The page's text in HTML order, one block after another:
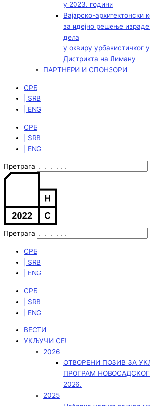
у 2023. години
Вајарско-архитектонски
за идејно решење израде
дела
у оквиру урбанистичког
Дистрикта на Лиману
ПАРТНЕРИ И СПОНЗОРИ
СРБ
| SRB
| ENG
СРБ
| SRB
| ENG
Претрага
Претрага
СРБ
| SRB
| ENG
СРБ
| SRB
| ENG
ВЕСТИ
УКЉУЧИ СЕ!
2026
ОТВОРЕНИ ПОЗИВ ЗА
ПРОГРАМ
2026.
2025